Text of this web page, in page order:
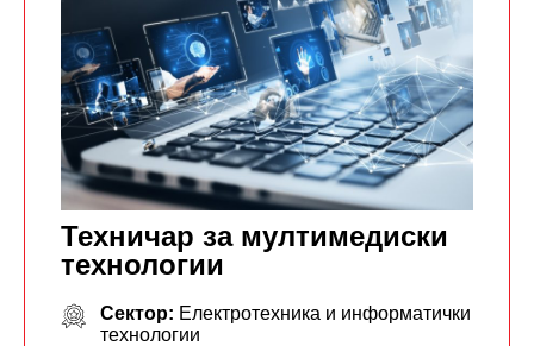
Техничар за мултимедиски
технологии
Сектор: Електротехника и информатички
технологии